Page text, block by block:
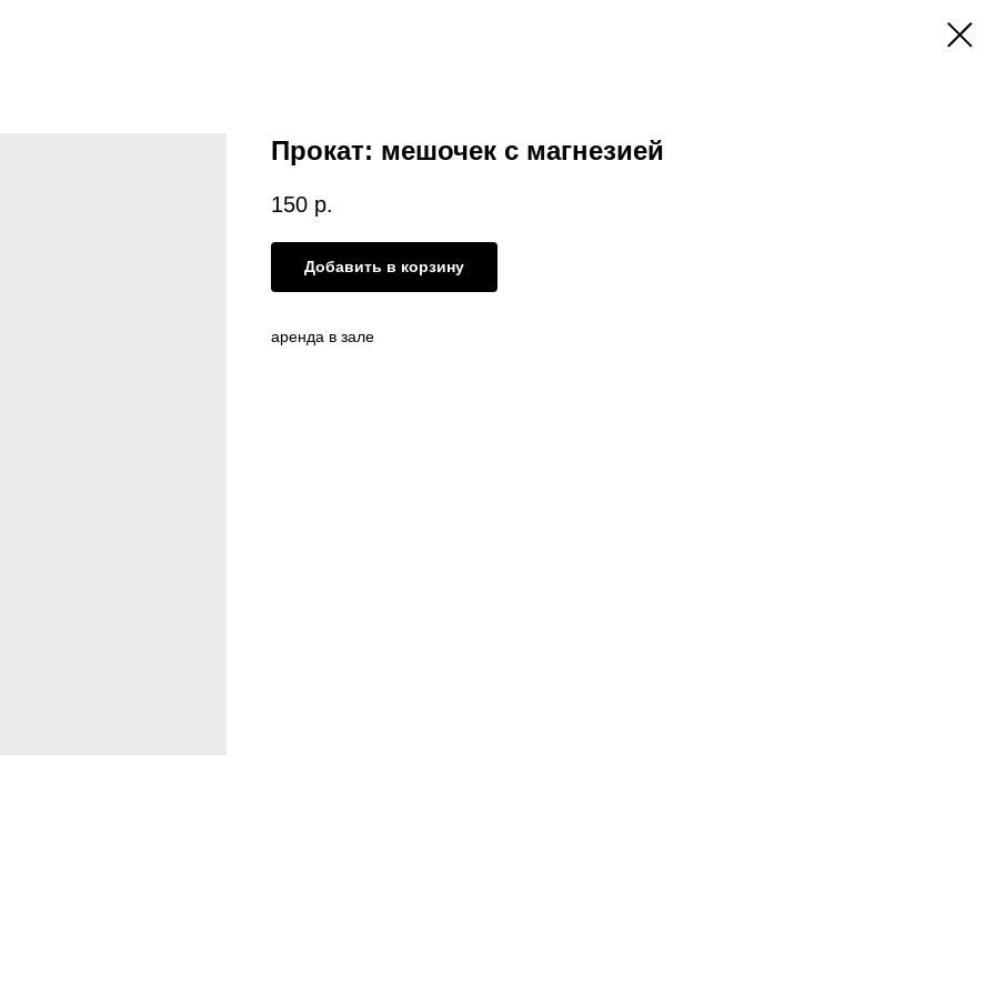
Прокат: мешочек с магнезией
150 р.
Добавить в корзину
аренда в зале